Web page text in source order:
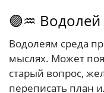
🟣♒ Водолей
Водолеям среда
мыслях. Может
старый вопрос,
переписать план